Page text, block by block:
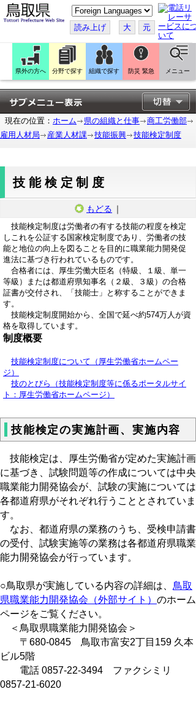
こ
の
ペ
ー
ジ
翻
訳
す
る
読み上げ 大 元
県外の方へ 分野で探す 組織で探す 防災 緊急 メニュー
現在の位置： ホーム 県の組織と仕事
商工労働部
雇用人材局
産業人材課 技能振興 技能検定制度
技能検定制度
もどる ｜
技能検定制度は労働者の有する技能の程度を検定
しこれを公証する国家検定制度であり、労働者の技
能と地位の向上を図ることを目的に職業能力開発促
進法に基づき行われているものです。
合格者には、厚生労働大臣名（特級、１級、単一
等級）または都道府県知事名（２級、３級）の合格
証書が交付され、「技能士」と称することができま
す。
技能検定制度開始から、全国で延べ約574万人が資
格を取得しています。
制度概要
技能検定制度について（厚生労働省ホームペー
ジ）
技のとびら（技能検定制度等に係るポータルサイ
ト：厚生労働省ホームページ）
技能検定の実施計画、実施内容
技能検定は、厚生労働省が定めた実施計画
に基づき、試験問題等の作成については中央
職業能力開発協会が、試験の実施については
各都道府県がそれぞれ行うこととされていま
す。
なお、都道府県の業務のうち、受検申請書
の受付、試験実施等の業務は各都道府県職業
能力開発協会が行っています。
○鳥取県が実施している内容の詳細は、 鳥取
県職業能力開発協会（外部サイト） のホーム
ページをご覧ください。
＜鳥取県職業能力開発協会＞
〒680-0845 鳥取市富安2丁目159 久本
ビル5階
電話 0857-22-3494 ファクシミリ
0857-21-6020